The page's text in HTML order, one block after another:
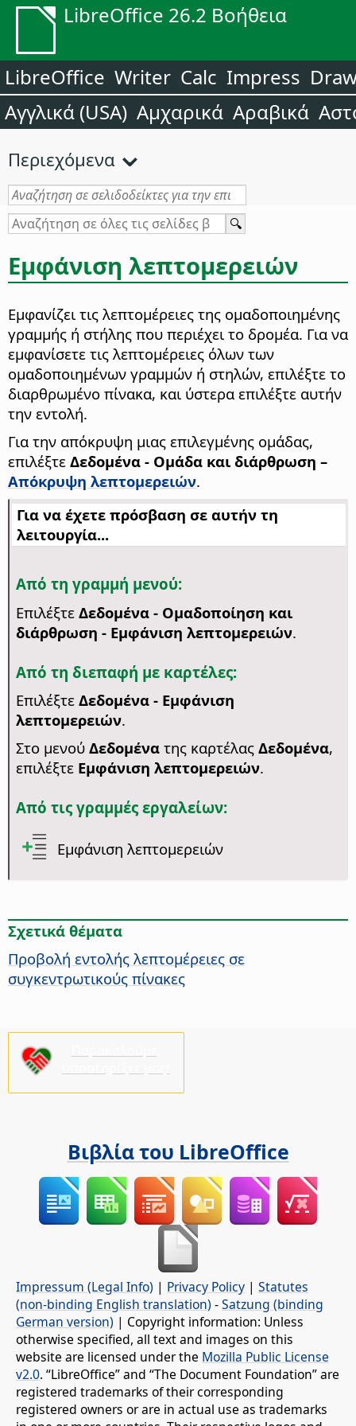
LibreOffice 26.2 Βοήθεια
LibreOffice Writer Calc Impress
Αγγλικά (USA) Αμχαρικά Αραβικά
Περιεχόμενα
Εμφάνιση λεπτομερειών
Εμφανίζει τις λεπτομέρειες της ομαδοποιημένης
γραμμής ή στήλης που περιέχει το δρομέα. Για να
εμφανίσετε τις λεπτομέρειες όλων των
ομαδοποιημένων γραμμών ή στηλών, επιλέξτε το
διαρθρωμένο πίνακα, και ύστερα επιλέξτε αυτήν
την εντολή.
Για την απόκρυψη μιας επιλεγμένης ομάδας,
επιλέξτε Δεδομένα - Ομάδα και διάρθρωση –
Απόκρυψη λεπτομερειών.
Για να έχετε πρόσβαση σε αυτήν τη
λειτουργία...
Από τη γραμμή μενού:
Επιλέξτε Δεδομένα - Ομαδοποίηση και
διάρθρωση - Εμφάνιση λεπτομερειών.
Από τη διεπαφή με καρτέλες:
Επιλέξτε Δεδομένα - Εμφάνιση
λεπτομερειών.
Στο μενού Δεδομένατης καρτέλας Δεδομένα,
επιλέξτε Εμφάνιση λεπτομερειών.
Από τις γραμμές εργαλείων:
Εμφάνιση λεπτομερειών
Σχετικά θέματα
Προβολή εντολής λεπτομέρειες σε
συγκεντρωτικούς πίνακες
Βιβλία του LibreOffice
Impressum (Legal Info) | Privacy Policy | Statutes
(non-binding English translation) -Satzung (binding
German version) | Copyright information: Unless
otherwise specified, all text and images on this
website are licensed under the Mozilla Public License
v2.0. “LibreOffice” and “The Document Foundation” are
registered trademarks of their corresponding
registered owners or are in actual use as trademarks